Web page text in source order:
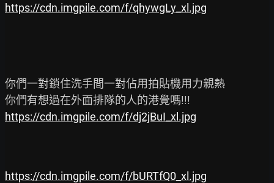
https://cdn.imgpile.com/f/qhywgLy_xl.jpg
你們一對鎖住洗手間一對佔用拍貼機用力親熱
https://cdn.imgpile.com/f/dj2jBuI_xl.jpg
https://cdn.imgpile.com/f/bURTfQ0_xl.jpg